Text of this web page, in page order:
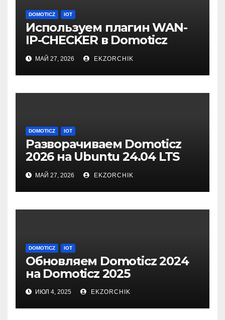
DOMOTICZ IOT
Используем плагин WAN-
IP-CHECKER в Domoticz
2026.1
МАЙ 27, 2026 EKZORCHIK
DOMOTICZ IOT
Разворачиваем Domoticz
2026 на Ubuntu 24.04 LTS
Server
МАЙ 27, 2026 EKZORCHIK
DOMOTICZ IOT
Обновляем Domoticz 2024
на Domoticz 2025
ИЮЛ 4, 2025 EKZORCHIK